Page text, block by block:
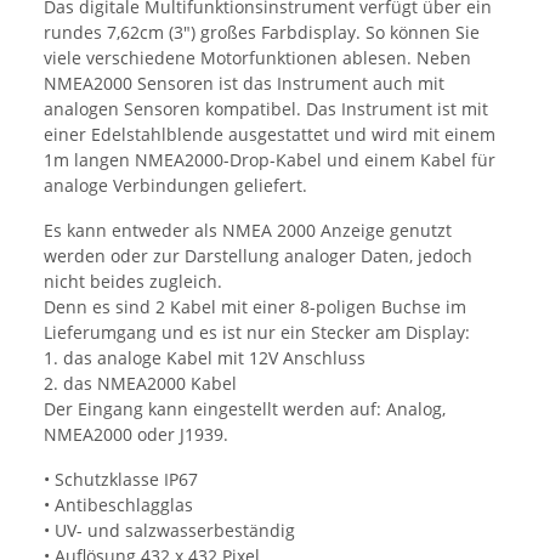
Das digitale Multifunktionsinstrument verfügt über ein
rundes 7,62cm (3") großes Farbdisplay. So können Sie
viele verschiedene Motorfunktionen ablesen. Neben
NMEA2000 Sensoren ist das Instrument auch mit
analogen Sensoren kompatibel. Das Instrument ist mit
einer Edelstahlblende ausgestattet und wird mit einem
1m langen NMEA2000-Drop-Kabel und einem Kabel für
analoge Verbindungen geliefert.
Es kann entweder als NMEA 2000 Anzeige genutzt
werden oder zur Darstellung analoger Daten, jedoch
nicht beides zugleich.
Denn es sind 2 Kabel mit einer 8-poligen Buchse im
Lieferumgang und es ist nur ein Stecker am Display:
1. das analoge Kabel mit 12V Anschluss
2. das NMEA2000 Kabel
Der Eingang kann eingestellt werden auf: Analog,
NMEA2000 oder J1939.
• Schutzklasse IP67
• Antibeschlagglas
• UV- und salzwasserbeständig